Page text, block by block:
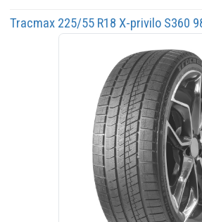
Tracmax 225/55 R18 X-privilo S360